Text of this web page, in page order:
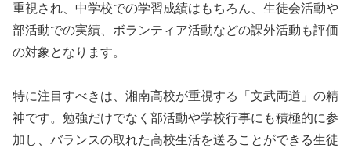
重視され、中学校での学習成績はもちろん、生徒会活動や
部活動での実績、ボランティア活動などの課外活動も評価
の対象となります。
特に注目すべきは、湘南高校が重視する「文武両道」の精
神です。勉強だけでなく部活動や学校行事にも積極的に参
加し、バランスの取れた高校生活を送ることができる生徒